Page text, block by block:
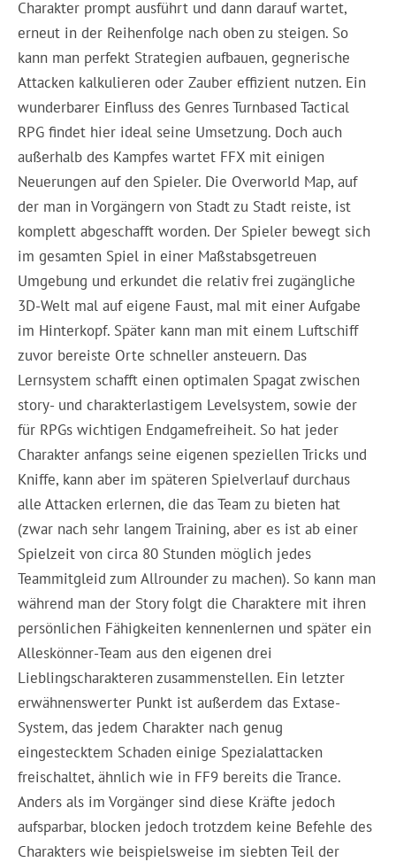
Charakter prompt ausführt und dann darauf wartet,
erneut in der Reihenfolge nach oben zu steigen. So
kann man perfekt Strategien aufbauen, gegnerische
Attacken kalkulieren oder Zauber effizient nutzen. Ein
wunderbarer Einfluss des Genres Turnbased Tactical
RPG findet hier ideal seine Umsetzung. Doch auch
außerhalb des Kampfes wartet FFX mit einigen
Neuerungen auf den Spieler. Die Overworld Map, auf
der man in Vorgängern von Stadt zu Stadt reiste, ist
komplett abgeschafft worden. Der Spieler bewegt sich
im gesamten Spiel in einer Maßstabsgetreuen
Umgebung und erkundet die relativ frei zugängliche
3D-Welt mal auf eigene Faust, mal mit einer Aufgabe
im Hinterkopf. Später kann man mit einem Luftschiff
zuvor bereiste Orte schneller ansteuern. Das
Lernsystem schafft einen optimalen Spagat zwischen
story- und charakterlastigem Levelsystem, sowie der
für RPGs wichtigen Endgamefreiheit. So hat jeder
Charakter anfangs seine eigenen speziellen Tricks und
Kniffe, kann aber im späteren Spielverlauf durchaus
alle Attacken erlernen, die das Team zu bieten hat
(zwar nach sehr langem Training, aber es ist ab einer
Spielzeit von circa 80 Stunden möglich jedes
Teammitgleid zum Allrounder zu machen). So kann man
während man der Story folgt die Charaktere mit ihren
persönlichen Fähigkeiten kennenlernen und später ein
Alleskönner-Team aus den eigenen drei
Lieblingscharakteren zusammenstellen. Ein letzter
erwähnenswerter Punkt ist außerdem das Extase-
System, das jedem Charakter nach genug
eingestecktem Schaden einige Spezialattacken
freischaltet, ähnlich wie in FF9 bereits die Trance.
Anders als im Vorgänger sind diese Kräfte jedoch
aufsparbar, blocken jedoch trotzdem keine Befehle des
Charakters wie beispielsweise im siebten Teil der